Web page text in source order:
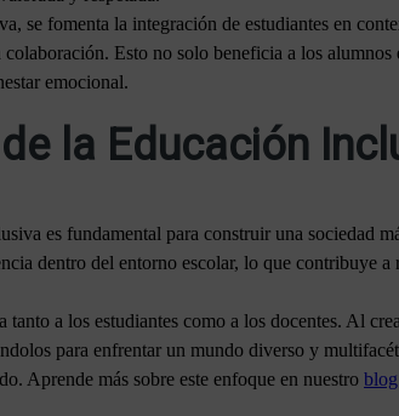
se fomenta la integración de estudiantes en
Esto no solo beneficia a los
emocional.
la Educación
es fundamental para construir una sociedad
dentro del entorno escolar, lo que contribuye
a los estudiantes como a los docentes. Al
para enfrentar un mundo diverso y
Aprende más sobre este enfoque en nuestro